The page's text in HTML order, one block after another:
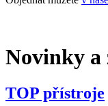
Novinky a
TOP přístroje